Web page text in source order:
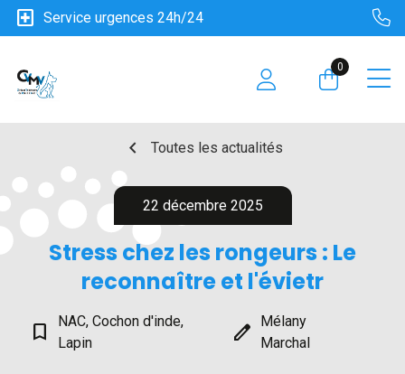
local_hospital Service urgences 24h/24
0
chevron_left Toutes les actualités
22 décembre 2025
Stress chez les rongeurs : Le
reconnaître et l'évietr
bookmark_border
NAC, Cochon d'inde,
Lapin
edit
Mélany
Marchal